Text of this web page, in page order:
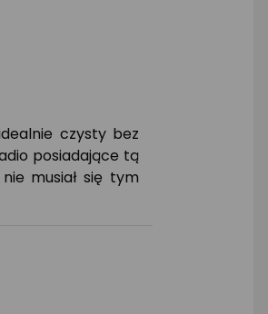
czysty bez
posiadające tą
musiał się tym